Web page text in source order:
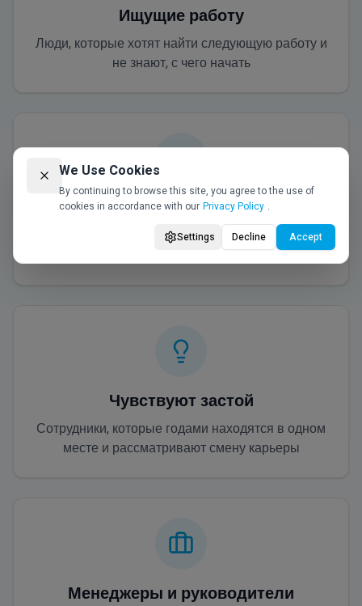
Ищущие работу
Люди, которые хотят найти следующую работу и
не знают, с чего начать
Хотят войти в Tech
Профессионалы, заинтересованные в переходе
в технологическую индустрию
Чувствуют застой
Сотрудники, которые годами находятся в одном
месте и рассматривают смену карьеры
Менеджеры и руководители
We Use Cookies
By continuing to browse this site, you agree to the use of
cookies in accordance with our Privacy Policy .
Settings Decline Accept